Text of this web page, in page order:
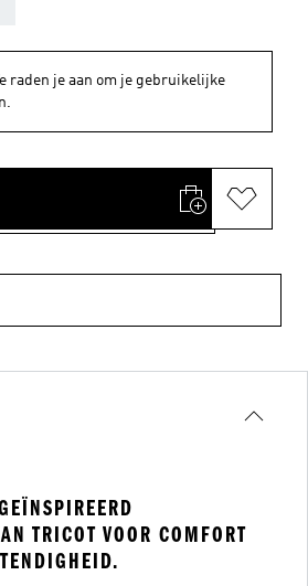
raden je aan om je gebruikelijke
TRICOT VOOR COMFORT